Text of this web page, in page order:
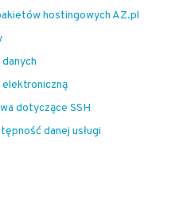
hostingowych AZ.pl
dotyczące SSH
danej usługi